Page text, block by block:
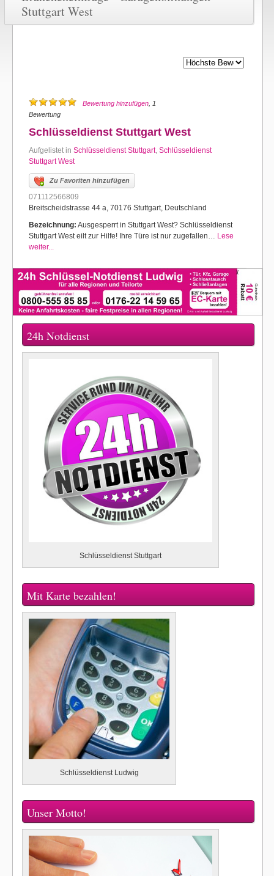
Stuttgart West
Bewertung hinzufügen , 1
Bewertung
Schlüsseldienst Stuttgart West
Aufgelistet in Schlüsseldienst Stuttgart, Schlüsseldienst
Stuttgart West
Zu Favoriten hinzufügen
071112566809
Breitscheidstrasse 44 a, 70176 Stuttgart, Deutschland
Bezeichnung: Ausgesperrt in Stuttgart West? Schlüsseldienst
Stuttgart West eilt zur Hilfe! Ihre Türe ist nur zugefallen… Lese
weiter...
24h Notdienst
Schlüsseldienst Stuttgart
Mit Karte bezahlen!
Schlüsseldienst Ludwig
Unser Motto!